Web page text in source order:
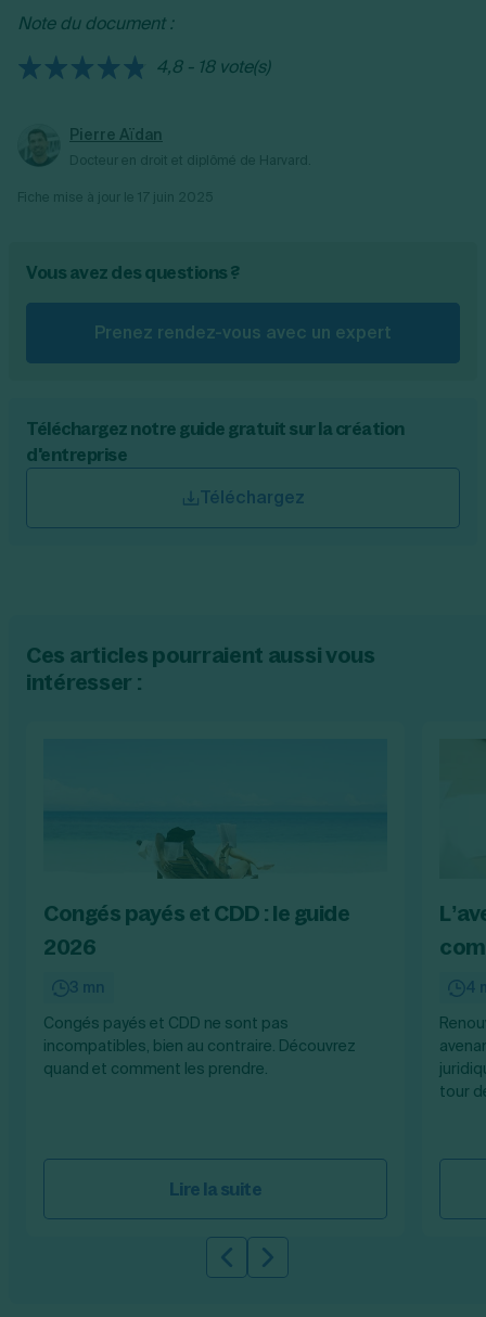
le prévoit.
pouvez aussi vérifier votre quotité de travail, qui
doit être de 100 % pour un temps plein.
Note du document :
4,8 - 18 vote(s)
Pierre Aïdan
Vous avez des questions ?
Prenez rendez-vous avec un expert
Téléchargez notre guide gratuit sur la création
d'entreprise
Téléchargez
Ces articles pourraient aussi vous
intéresser :
Congés payés et CDD : le guide
2026
3 mn
Congés payés et CDD ne sont pas
incompatibles, bien au contraire. Découvrez
quand et comment les prendre.
Lire la suite
4
tour
Slide précédente
Slide suivante